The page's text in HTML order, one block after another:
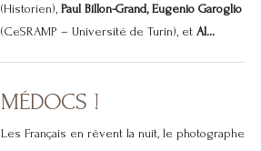
(Historien), Paul Billon-Grand,Eugenio Garoglio
(CeSRAMP – Université de Turin), et Al...
MÉDOCS !
Les Français en rêvent la nuit, le photographe